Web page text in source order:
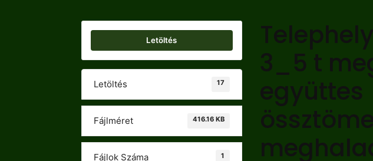
Letöltés
Letöltés 17
Fájlméret 416.16 KB
Fájlok Száma 1
3_5 t
együttes